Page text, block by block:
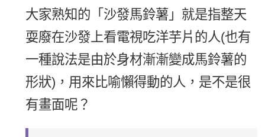
大家熟知的「沙發馬鈴薯」就是指整天
耍廢在沙發上看電視吃洋芋片的人(也有
一種說法是由於身材漸漸變成馬鈴薯的
形狀)，用來比喻懶得動的人，是不是很
有畫面呢？